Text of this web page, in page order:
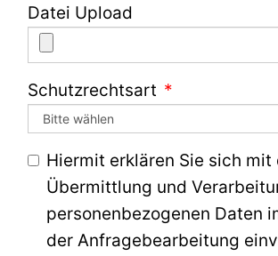
Datei Upload
Schutzrechtsart
Hiermit erklären Sie sich mit
Übermittlung und
personenbezogenen Daten
der Anfragebearbeitung